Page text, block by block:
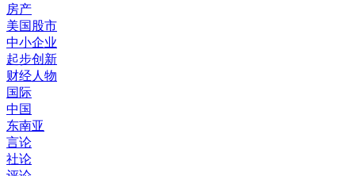
房产
美国股市
中小企业
起步创新
财经人物
国际
中国
东南亚
言论
社论